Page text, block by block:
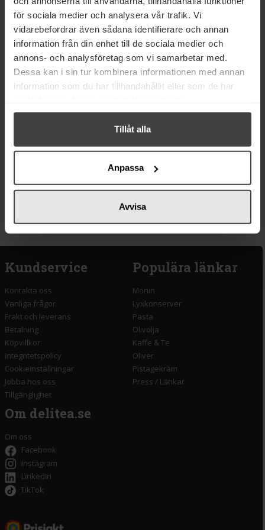
för sociala medier och analysera vår trafik. Vi
vidarebefordrar även sådana identifierare och annan
information från din enhet till de sociala medier och
annons- och analysföretag som vi samarbetar med.
Dessa kan i sin tur kombinera informationen med annan
information som du har tillhandahållit eller som de har
Tillåt alla
Anpassa
Avvisa
Köp Köp
65 kr
Cape Herb & Spice Chilli
Kundservice
Kontakta oss
Vanliga frågor
Frakt och leverans
Betalning
Köpvillkor
Integritetspolicy
Cookieinställningar
Jobba hos oss
Tillgänglighet
Populära länkar
Monin
Lyxkonserver
Pasta
Olivolja
Kaffe & Te
Oliver
Pistagekräm
Press / Länkar
Om delitea.se
Om oss
Facebook
Instagram
LinkedIn
TikTok